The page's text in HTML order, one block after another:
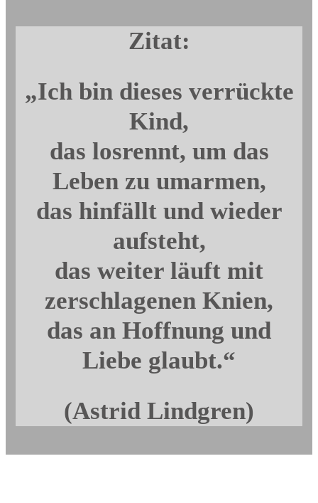
Zitat:
„Ich bin dieses verrückte
Kind,
das losrennt, um das
Leben zu umarmen,
das hinfällt und wieder
aufsteht,
das weiter läuft mit
zerschlagenen Knien,
das an Hoffnung und
Liebe glaubt.“
(Astrid Lindgren)